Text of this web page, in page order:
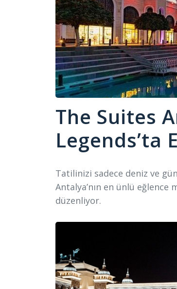
The Suites
Legends’ta
Tatilinizi sadece deniz ve
Antalya’nın en ünlü eğlence
düzenliyor.